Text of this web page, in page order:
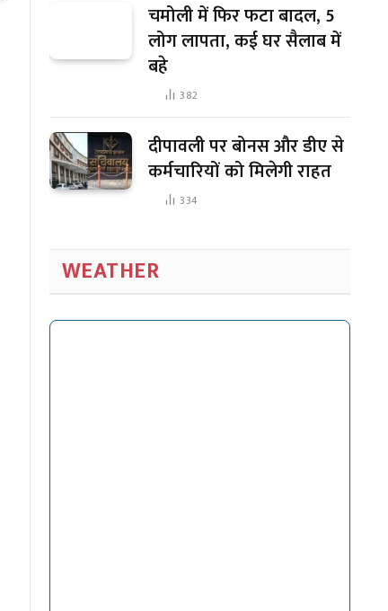
चमोली में फिर फटा बादल, 5
लोग लापता, कई घर सैलाब में
बहे
382
दीपावली पर बोनस और डीए से
कर्मचारियों को मिलेगी राहत
334
WEATHER